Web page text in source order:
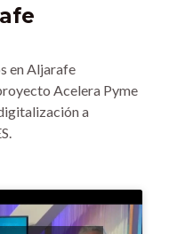
en Aljarafe
Acelera Pyme
a